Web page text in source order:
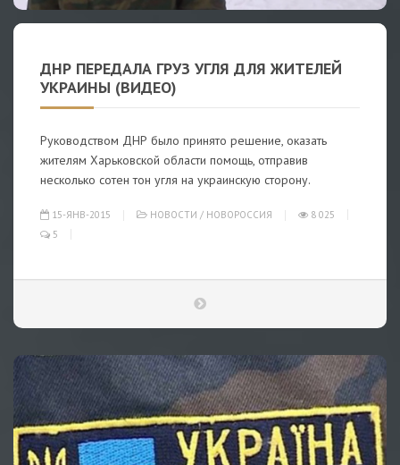
ДНР ПЕРЕДАЛА ГРУЗ УГЛЯ ДЛЯ ЖИТЕЛЕЙ
УКРАИНЫ (ВИДЕО)
Руководством ДНР было принято решение, оказать
жителям Харьковской области помощь, отправив
несколько сотен тон угля на украинскую сторону.
15-ЯНВ-2015 НОВОСТИ / НОВОРОССИЯ
8 025
5